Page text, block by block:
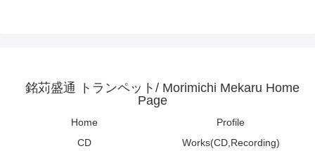
銘苅盛通 トランペット/ Morimichi Mekaru Home
Page
Home
Profile
CD
Works(CD,Recording)